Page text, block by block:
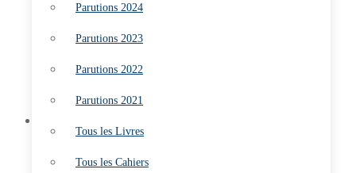
Parutions 2024
Parutions 2023
Parutions 2022
Parutions 2021
Tous les Livres
Tous les Cahiers
Parutions 2022
Tous les Cahiers
Toutes les Bonnes affaires
Nos Partenaires